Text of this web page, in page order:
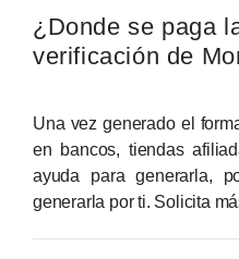
¿Donde se paga
verificación de
Una vez generado el
en bancos, tiendas
ayuda para generarla,
generarla por ti. Solicita